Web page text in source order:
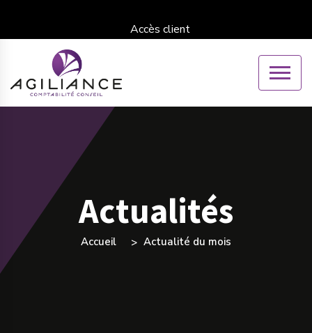
Accès client
Actualités
Accueil Actualité du mois